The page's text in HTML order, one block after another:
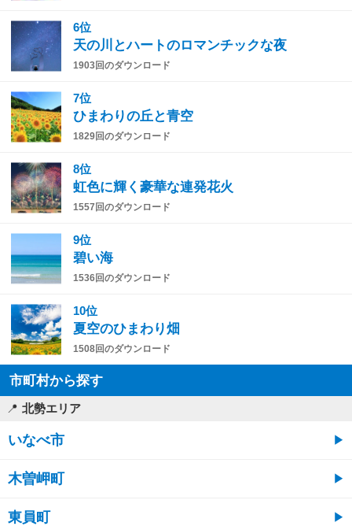
6位
天の川とハートのロマンチックな夜
1903回のダウンロード
7位
ひまわりの丘と青空
1829回のダウンロード
8位
虹色に輝く豪華な連発花火
1557回のダウンロード
9位
碧い海
1536回のダウンロード
10位
夏空のひまわり畑
1508回のダウンロード
市町村から探す
北勢エリア
いなべ市
木曽岬町
東員町